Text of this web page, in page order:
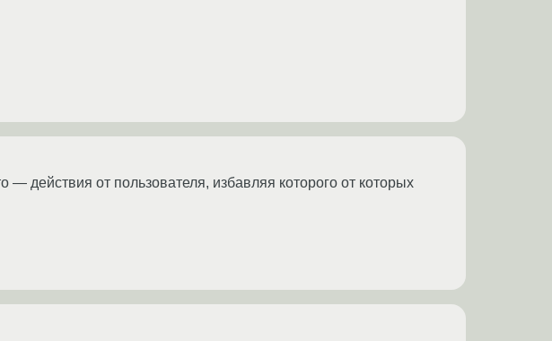
действия от пользователя, избавляя которого от которых